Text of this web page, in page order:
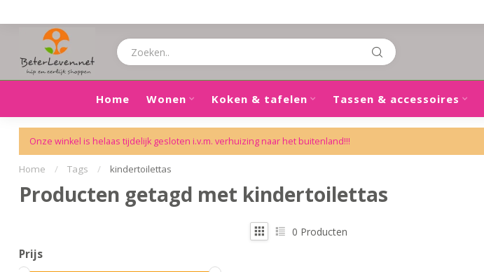
Home Wonen Koken & tafelen Tassen & accessoires
Onze winkel is helaas tijdelijk gesloten i.v.m. verhuizing naar het buitenland!!!
Home / Tags / kindertoilettas
Producten getagd met kindertoilettas
Prijs
0 Producten